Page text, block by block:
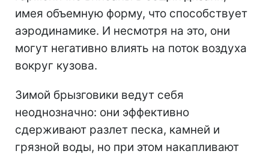
имея объемную форму, что способствует
аэродинамике. И несмотря на это, они
могут негативно влиять на поток воздуха
вокруг кузова.
Зимой брызговики ведут себя
неоднозначно: они эффективно
сдерживают разлет песка, камней и
грязной воды, но при этом накапливают